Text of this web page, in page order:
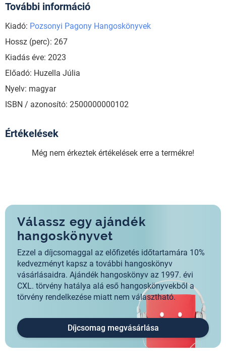
További információ
Kiadó: Pozsonyi Pagony Hangoskönyvek
Hossz (perc): 267
Kiadás éve: 2023
Előadó: Huzella Júlia
Nyelv: magyar
ISBN / azonosító: 2500000000102
Értékelések
Még nem érkeztek értékelések erre a termékre!
Válassz egy ajándék
hangoskönyvet
Ezzel a díjcsomaggal az előfizetés időtartamára 10%
kedvezményt kapsz a további hangoskönyv
vásárlásaidra. Ajándék hangoskönyv az 1997. évi
CXL. törvény hatálya alá eső hangoskönyvekből a
törvény rendelkezése miatt nem választható.
Díjcsomag megvásárlása